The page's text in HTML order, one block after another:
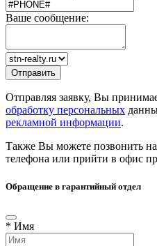
Ваше сообщение:
Отправляя заявку, Вы
обработку персональных
рекламной информации.
Также Вы можете позвонить
телефона или прийти в офис
Обращение в гарантийный отдел
* Имя